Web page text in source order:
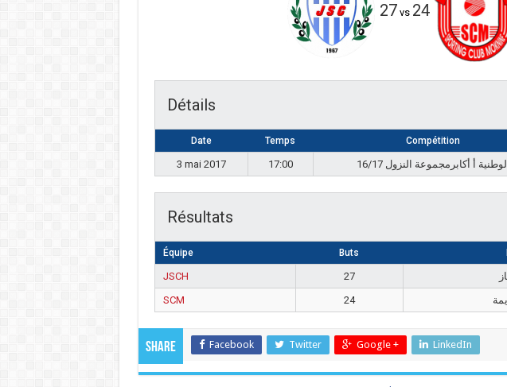
27 vs 24
Détails
Date Temps Compétition
3 mai 2017 17:00 الوطنية أ أكابرمجموعة النزول 16/17
Résultats
Équipe Buts
JSCH 27
SCM
24
Share Facebook Twitter Google + LinkedIn